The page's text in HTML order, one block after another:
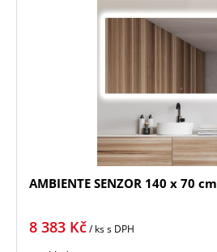
AMBIENTE SENZOR 140 x 70 cm
8 383 Kč/ kss DPH